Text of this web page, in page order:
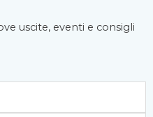
uscite, eventi e consigli